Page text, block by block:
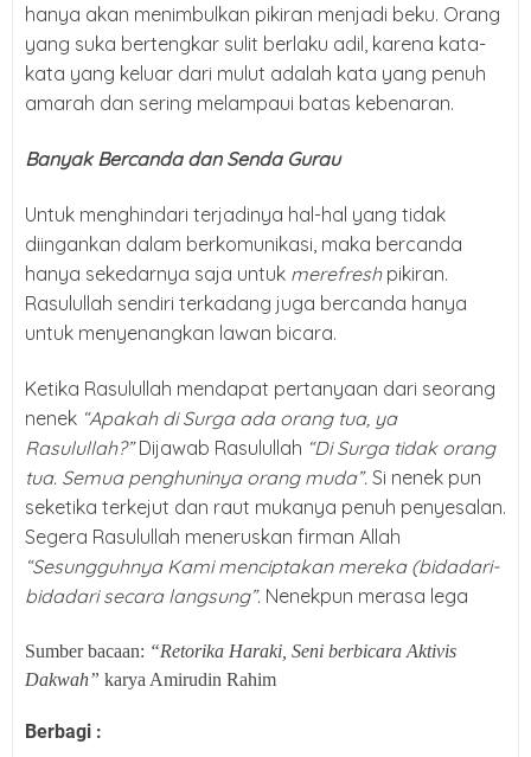
hanya akan menimbulkan pikiran menjadi beku. Orang
yang suka bertengkar sulit berlaku adil, karena kata-
kata yang keluar dari mulut adalah kata yang penuh
amarah dan sering melampaui batas kebenaran.
Banyak Bercanda dan Senda Gurau
Untuk menghindari terjadinya hal-hal yang tidak
diingankan dalam berkomunikasi, maka bercanda
hanya sekedarnya saja untuk merefresh pikiran.
Rasulullah sendiri terkadang juga bercanda hanya
untuk menyenangkan lawan bicara.
Ketika Rasulullah mendapat pertanyaan dari seorang
nenek “Apakah di Surga ada orang tua, ya
Rasulullah?”Dijawab Rasulullah “Di Surga tidak orang
tua. Semua penghuninya orang muda”. Si nenek pun
seketika terkejut dan raut mukanya penuh penyesalan.
Segera Rasulullah meneruskan firman Allah
“Sesungguhnya Kami menciptakan mereka (bidadari-
bidadari secara langsung”. Nenekpun merasa lega
Sumber bacaan: “Retorika Haraki, Seni berbicara Aktivis
Dakwah” karya Amirudin Rahim
Berbagi :